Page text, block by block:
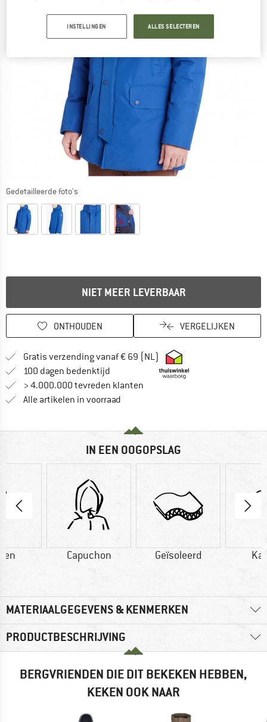
Gedetailleerde foto's
NIET MEER LEVERBAAR
ONTHOUDEN VERGELIJKEN
Gratis verzending vanaf € 69 (NL) Vind hier de
100 dagen bedenktijd Vind de betalingsinformatie hier!
> 4.000.000 tevreden klanten
Alle artikelen in voorraad
IN EEN OOGOPSLAG
Capuchon Geïsoleerd
MATERIAALGEGEVENS & KENMERKEN
PRODUCTBESCHRIJVING
BERGVRIENDEN DIE DIT BEKEKEN HEBBEN,
KEKEN OOK NAAR
INSTELLINGEN ALLES SELECTEREN